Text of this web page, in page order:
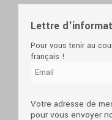
Lettre
Pour vous tenir au
français !
Votre adresse de
pour vous envoyer